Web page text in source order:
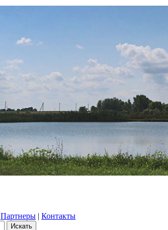
Партнеры | Контакты